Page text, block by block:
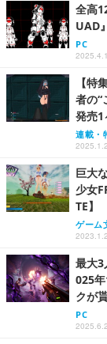
全高
UAD
PC
【特
者の“
発売1
連載・
巨大
少女
TE】
ゲーム
最大
025
クが
PC